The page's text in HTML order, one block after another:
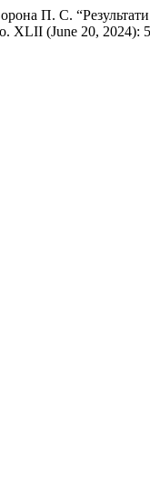
П. С. “Результати
XLII (June 20, 2024):